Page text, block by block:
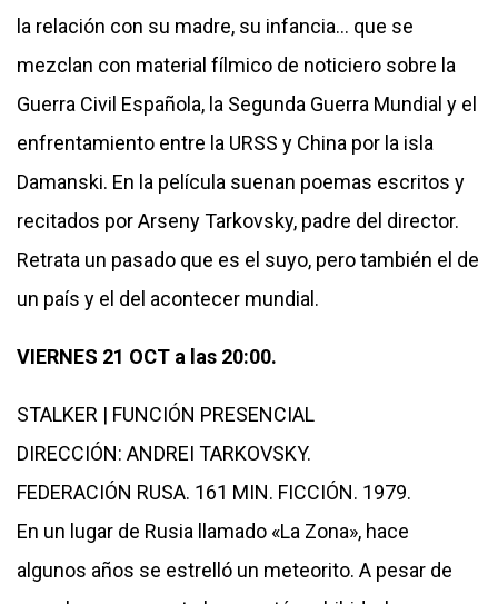
la relación con su madre, su infancia… que se
mezclan con material fílmico de noticiero sobre la
Guerra Civil Española, la Segunda Guerra Mundial y el
enfrentamiento entre la URSS y China por la isla
Damanski. En la película suenan poemas escritos y
recitados por Arseny Tarkovsky, padre del director.
Retrata un pasado que es el suyo, pero también el de
un país y el del acontecer mundial.
VIERNES 21 OCT a las 20:00.
STALKER | FUNCIÓN PRESENCIAL
DIRECCIÓN: ANDREI TARKOVSKY.
FEDERACIÓN RUSA. 161 MIN. FICCIÓN. 1979.
En un lugar de Rusia llamado «La Zona», hace
algunos años se estrelló un meteorito. A pesar de